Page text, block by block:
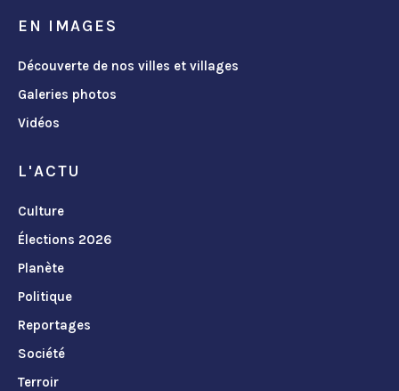
EN IMAGES
Découverte de nos villes et villages
Galeries photos
Vidéos
L'ACTU
Culture
Élections 2026
Planète
Politique
Reportages
Société
Terroir